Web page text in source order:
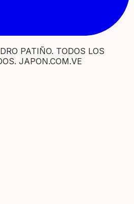
PATIÑO. TODOS LOS
JAPON.COM.VE